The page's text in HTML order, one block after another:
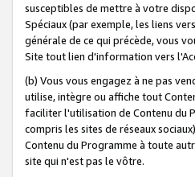
susceptibles de mettre à votre
Spéciaux (par exemple, les liens
générale de ce qui précède, vous
Site tout lien d'information vers
(b) Vous vous engagez à ne pas
utilise, intègre ou affiche tout
faciliter l'utilisation de Contenu du
compris les sites de réseaux
Contenu du Programme à toute
site qui n'est pas le vôtre.